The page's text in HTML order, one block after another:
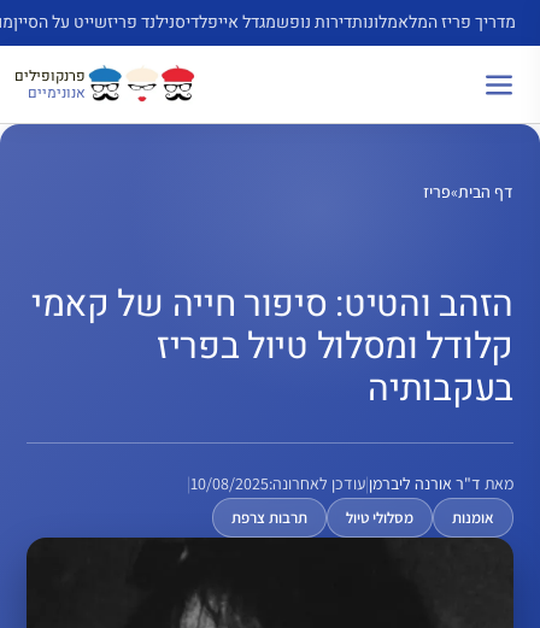
לדלג
לתוכן
מדריך פריז המלאמלונותדירות נופשמגדל אייפלדיסנילנד פריזשייט על הסיין
פרנקופילים
אנונימיים
דף הבית»פריז
הזהב והטיט: סיפור חייה של קאמי
קלודל ומסלול טיול בפריז
בעקבותיה
מאת ד"ר אורנה ליברמן|עודכן לאחרונה:10/08/2025
|
אומנות מסלולי טיול תרבות צרפת